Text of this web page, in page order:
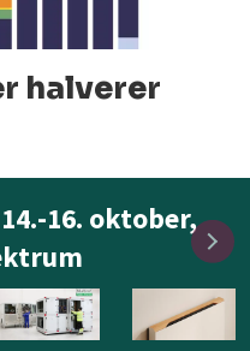
halverer
14.-16. oktober,